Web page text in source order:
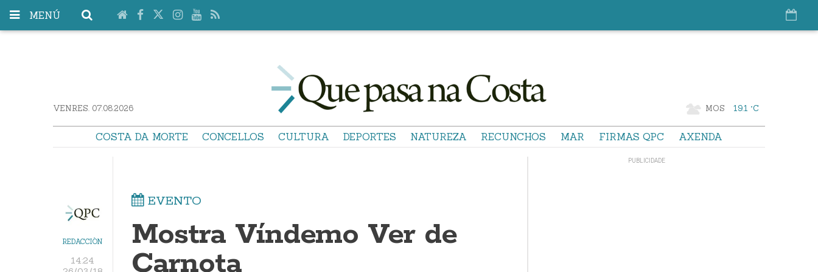
MENÚ
VENRES. 07.08.2026 MOS 19.1 °C
COSTA DA MORTE CONCELLOS CULTURA DEPORTES NATUREZA RECUNCHOS MAR FIRMAS QPC AXENDA
REDACCIÓN
14:24
EVENTO
Mostra Víndemo Ver de
Carnota